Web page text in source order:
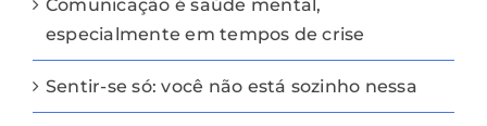
Comunicação é saúde mental,
especialmente em tempos de crise
Sentir-se só: você não está sozinho nessa